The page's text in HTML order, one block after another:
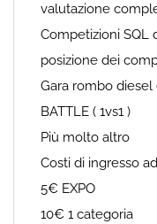
valutazione
Competizioni SQL
posizione dei
Gara rombo
BATTLE ( 1vs1 )
Più molto altro
Costi di ingresso
5€ EXPO
10€ 1 categoria